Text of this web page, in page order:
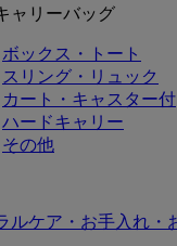
ャリーバッグ
ボックス・トート
スリング・リュック
カート・キャスター付
ハードキャリー
その他
ルケア・お手入れ・